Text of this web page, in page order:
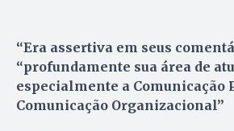
“Era assertiva em seus
“profundamente sua área de
especialmente a Comunicação
Comunicação Organizacional”